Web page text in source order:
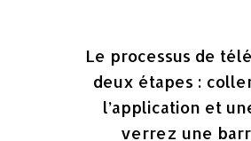
Le processus de
deux étapes :
l’application et
verrez une